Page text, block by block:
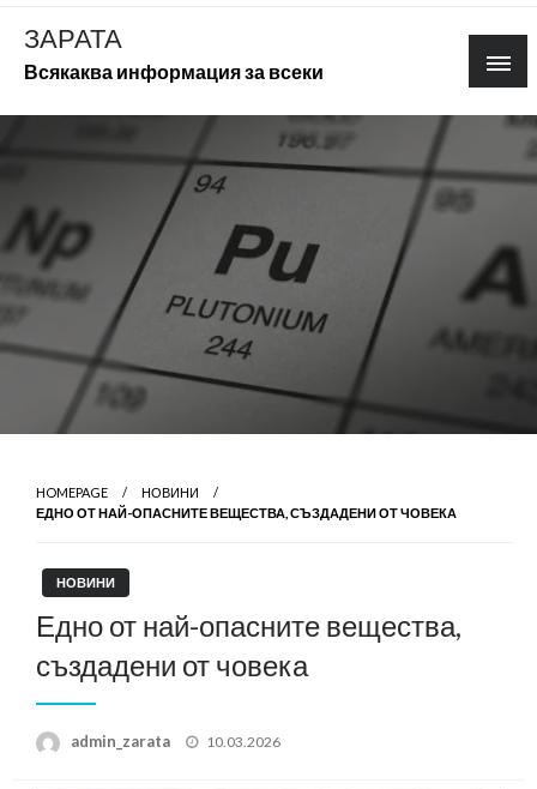
Skip
content
ЗАРАТА
Всякаква информация за всеки
HOMEPAGE
НОВИНИ
ЕДНО ОТ НАЙ-ОПАСНИТЕ ВЕЩЕСТВА, СЪЗДАДЕНИ ОТ ЧОВЕКА
НОВИНИ
Едно от най-опасните вещества,
създадени от човека
admin_zarata
Posted
10.03.2026